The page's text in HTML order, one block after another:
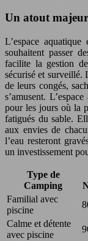
Un atout
L’espace
souhaitent passer
facilite la gestion
sécurisé et surveillé.
de leurs congés,
s’amusent.
pour les jours où la
fatigués du sable.
aux envies de
l’eau resteront
un investissement
Type de
Camping
Familial avec
piscine
Calme et détente
avec piscine